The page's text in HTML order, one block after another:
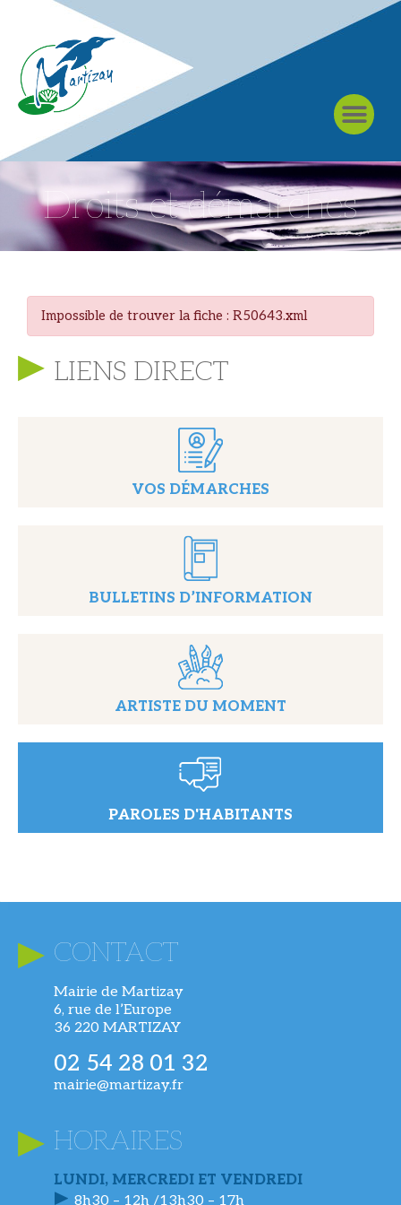
Droits et démarches
Impossible de trouver la fiche : R50643.xml
LIENS DIRECT
VOS DÉMARCHES
BULLETINS D’INFORMATION
ARTISTE DU MOMENT
PAROLES D'HABITANTS
CONTACT
Mairie de Martizay
6, rue de l’Europe
36 220 MARTIZAY
02 54 28 01 32
mairie@martizay.fr
HORAIRES
LUNDI, MERCREDI ET VENDREDI
8h30 – 12h /13h30 – 17h